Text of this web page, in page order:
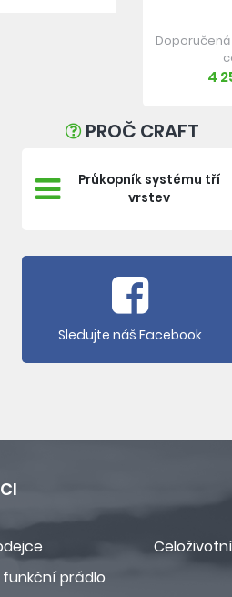
4
PROČ CRAFT
Průkopník systému tří
vrstev
Sledujte náš Facebook
prádlo